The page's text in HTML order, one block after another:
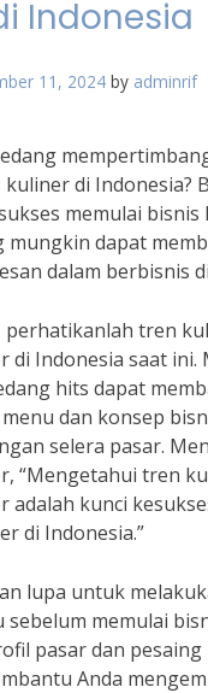
Indonesia
11, 2024 by adminrif
di Indonesia?
memulai bisnis
mungkin dapat
dalam berbisnis
perhatikanlah tren
di Indonesia saat
hits dapat
dan konsep
selera pasar.
“Mengetahui tren
adalah kunci
di Indonesia.”
lupa untuk
memulai
pasar dan
Anda